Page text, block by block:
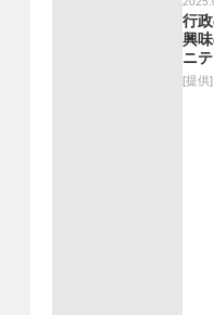
行
興
ニ
【キ
[提供]